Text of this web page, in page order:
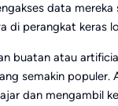
data mereka
di perangkat keras
buatan atau
semakin populer.
dan mengambil